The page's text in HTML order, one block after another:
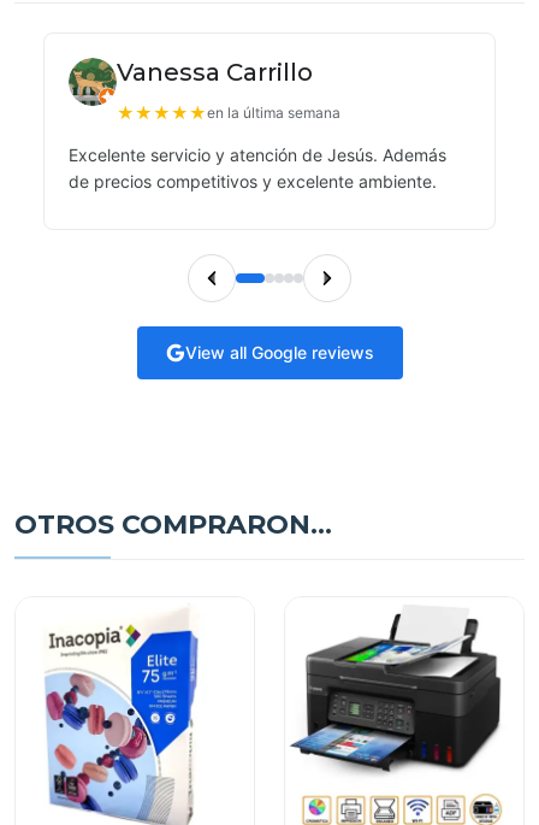
Vanessa Carrillo
★★★★★en la última semana
Excelente servicio y atención de Jesús. Además
de precios competitivos y excelente ambiente.
View all Google reviews
OTROS COMPRARON...